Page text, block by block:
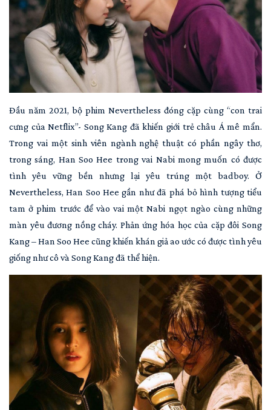
Đầu năm 2021, bộ phim Nevertheless đóng cặp cùng “con trai
cưng của Netflix”- Song Kang đã khiến giới trẻ châu Á mê mẩn.
Trong vai một sinh viên ngành nghệ thuật có phần ngây thơ,
trong sáng, Han Soo Hee trong vai Nabi mong muốn có được
tình yêu vững bền nhưng lại yêu trúng một badboy. Ở
Nevertheless, Han Soo Hee gần như đã phá bỏ hình tượng tiểu
tam ở phim trước để vào vai một Nabi ngọt ngào cùng những
màn yêu đương nồng cháy. Phản ứng hóa học của cặp đôi Song
Kang – Han Soo Hee cũng khiến khán giả ao ước có được tình yêu
giống như cô và Song Kang đã thể hiện.